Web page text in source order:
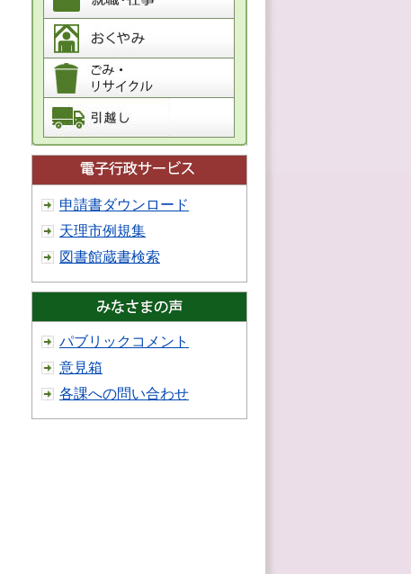
申請書ダウンロード
天理市例規集
図書館蔵書検索
パブリックコメント
意見箱
各課への問い合わせ